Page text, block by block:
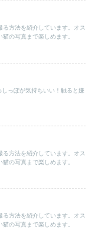
方法を紹介しています。オス
の写真まで楽しめます。
っぽが気持ちいい！触ると嫌
方法を紹介しています。オス
の写真まで楽しめます。
る方法を紹介しています。オス
の写真まで楽しめます。